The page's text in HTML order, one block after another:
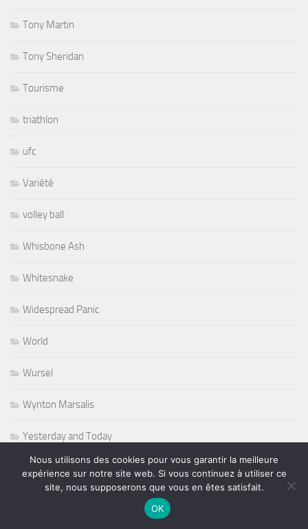
Tony Martin
Tony Sheridan
Tourisme
triathlon
ufc
Variété
volley ball
Whisbone Ash
Whitesnake
Widespread Panic
World
Wursel
Wynton Marsalis
Yesterday and Today
Nous utilisons des cookies pour vous garantir la meilleure
expérience sur notre site web. Si vous continuez à utiliser ce
site, nous supposerons que vous en êtes satisfait.
OK